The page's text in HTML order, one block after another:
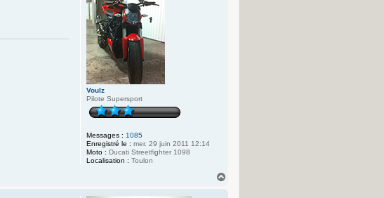
Voulz
Pilote Supersport
Messages : 1085
Enregistré le : mer. 29 juin 2011 12:14
Moto : Ducati Streetfighter 1098
Localisation : Toulon